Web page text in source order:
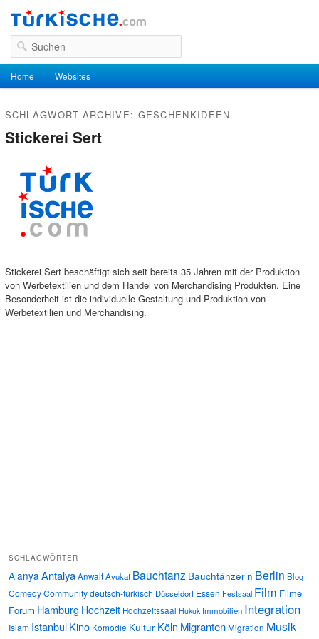
Suchen
Hauptmenü
Zum Inhalt wechseln
Zum sekundären Inhalt wechseln
Home Websites
SCHLAGWORT-ARCHIVE: GESCHENKIDEEN
Stickerei Sert
Stickerei Sert beschäftigt sich seit bereits 35 Jahren mit der Produktion
von Werbetextilien und dem Handel von Merchandising Produkten. Eine
Besonderheit ist die individuelle Gestaltung und Produktion von
Werbetextilien und Merchandising.
SCHLAGWÖRTER
AlanyaAntalyaAnwaltAvukat Bauchtanz Bauchtänzerin Berlin Blog
ComedyCommunitydeutsch-türkisch Düsseldorf Essen Festsaal Film Filme
Forum Hamburg Hochzeit Hochzeitssaal Hukuk Immobilien Integration
Islam IstanbulKino Komödie Kultur Köln MigrantenMigration Musik